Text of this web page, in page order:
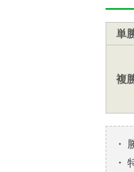
単
複
・
・